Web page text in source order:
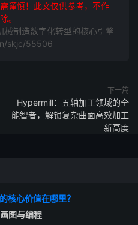
谨慎！此文仅供参考，不作
。
械制造数字化转型的核心引擎
skjc/55506
下一篇
Hypermill：五轴加工领域的全
能智者，解锁复杂曲面高效加工
新高度
核心价值在哪里？
图与编程